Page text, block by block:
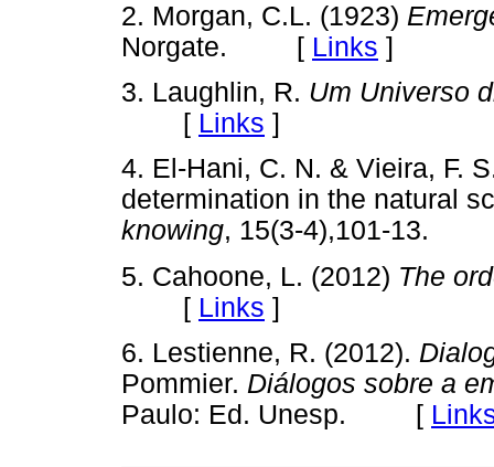
2. Morgan, C.L. (1923)
Norgate. [ Links ]
3. Laughlin, R. Um Universo
[ Links ]
4. El-Hani, C. N. & Vieira, F.
determination in the natural
knowing, 15(3-4),101-
5. Cahoone, L. (2012) The
[ Links ]
6. Lestienne, R. (2012).
Pommier. Diálogos sobre a
Paulo: Ed. Unesp. [